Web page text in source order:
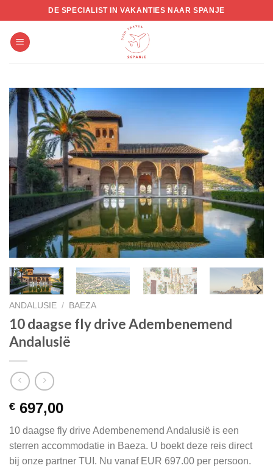
to
content
DE SPECIALIST IN VAKANTIES NAAR SPANJE
ANDALUSIE / BAEZA
10 daagse fly drive Adembenemend
Andalusië
€ 697,00
10 daagse fly drive Adembenemend Andalusië is een
sterren accommodatie in Baeza. U boekt deze reis direct
bij onze partner TUI. Nu vanaf EUR 697.00 per persoon.